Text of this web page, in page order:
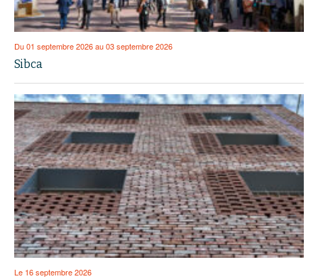
Du 01 septembre 2026 au 03 septembre 2026
Sibca
Le 16 septembre 2026